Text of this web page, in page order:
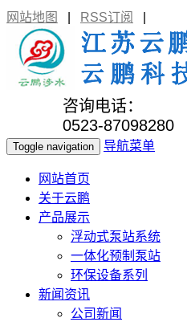
网站地图 RSS订阅
咨询电话：
0523-87098280
Toggle navigation 导航菜单
网站首页
关于云鹏
产品展示
浮动式泵站系统
一体化预制泵站
环保设备系列
新闻资讯
公司新闻